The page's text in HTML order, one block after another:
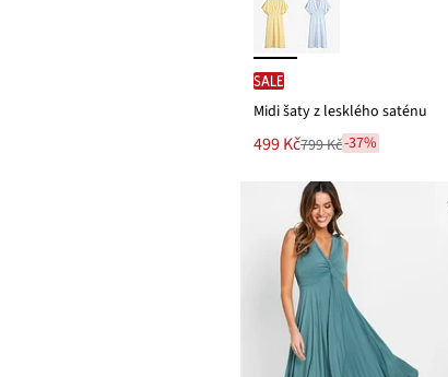
SALE
Midi šaty z lesklého saténu
Nová
499 Kč
Zlevněno799 Kč-37%